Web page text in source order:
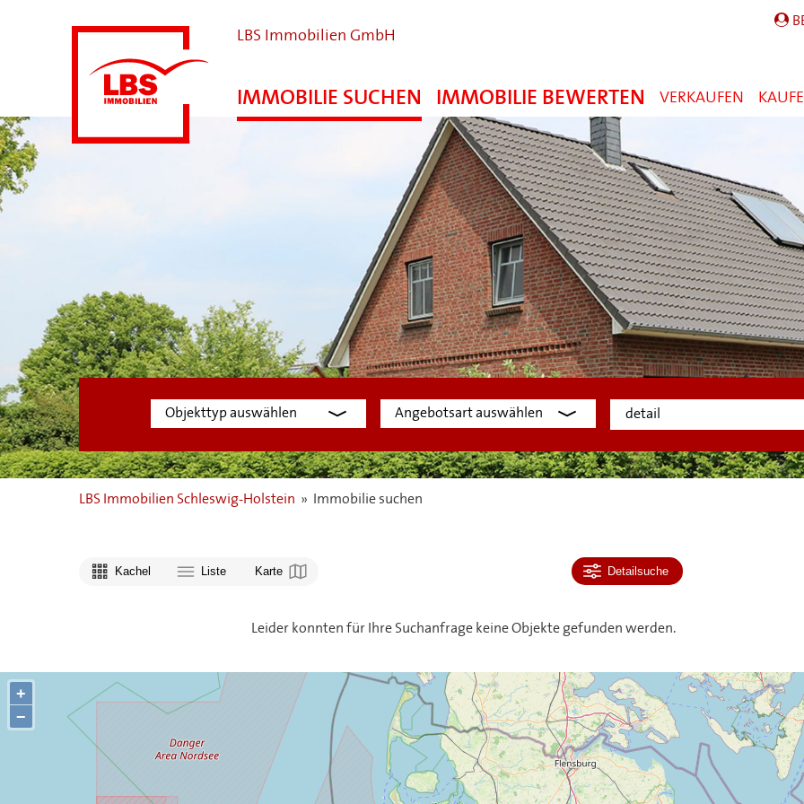
LBS Immobilien GmbH
IMMOBILIE SUCHEN IMMOBILIE BEWERTEN VERKAUFEN
LBS Immobilien Schleswig-Holstein » Immobilie suchen
Kachel Liste Karte Detailsuche
Leider konnten für Ihre Suchanfrage keine Objekte gefunden werden.
+
−